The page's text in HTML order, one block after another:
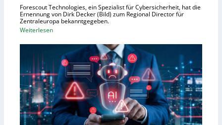
w
ü
r
e
g
e
n
S
Forescout Technologies, ein Spezialist für Cybersicherheit, hat die
Ernennung von Dirk Decker (Bild) zum Regional Director für
Zentraleuropa bekanntgegeben.
Weiterlesen:
r
e
s
c
o
u
t